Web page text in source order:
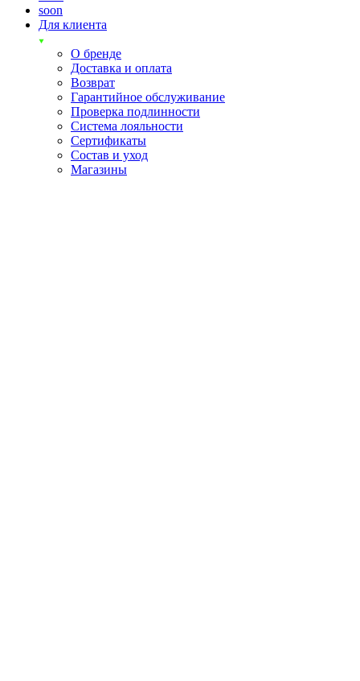
soon
Для клиента
О бренде
Доставка и оплата
Возврат
Гарантийное обслуживание
Проверка подлинности
Система лояльности
Сертификаты
Состав и уход
Магазины